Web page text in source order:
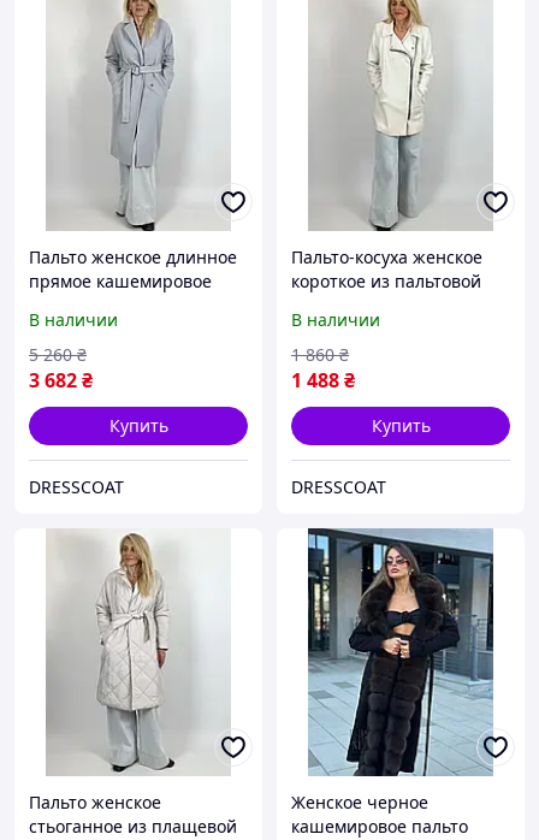
Пальто женское длинное
прямое кашемировое
серый
В наличии
3 682₴
5 260 ₴
Купить
DRESSCOAT
Пальто-косуха женское
короткое из пальтовой
демисезонное Б/У 280
белый
В наличии
1 488₴
1 860 ₴
Купить
DRESSCOAT
Пальто женское
стьоганное из плащевой
Женское черное
кашемировое пальто